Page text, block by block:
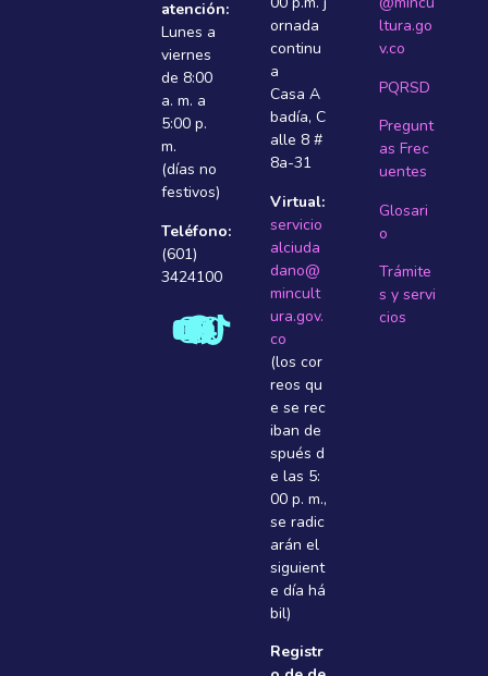
atención:
Lunes a
viernes
de 8:00
a. m. a
5:00 p.
m.
(días no
festivos)
Teléfono:
(601)
3424100
ornada
continu
a
Casa A
badí­a, C
alle 8 #
8a-31
Virtual:
servicio
alciuda
dano@
mincult
ura.gov.
co
(los cor
reos qu
e se rec
iban de
spués d
e las 5:
00 p. m.,
se radic
arán el
siguient
e dí­a há
bil)
Registr
ltura.go
v.co
PQRSD
Pregunt
as Frec
uentes
Glosari
o
Trámite
s y servi
cios